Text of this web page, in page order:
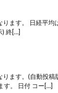
ます。 日経平
) 終[…]
ます。(自動投
す。 日付 コー[…]